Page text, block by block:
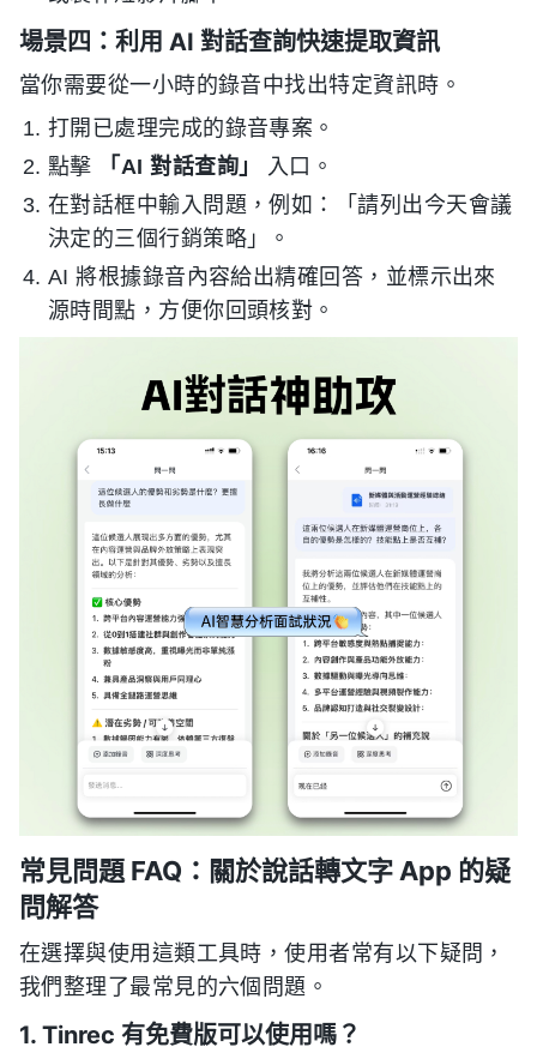
場景四：利用 AI 對話查詢快速提取資訊
當你需要從一小時的錄音中找出特定資訊時。
打開已處理完成的錄音專案。
點擊
「AI 對話查詢」
入口。
在對話框中輸入問題，例如：「請列出今天會議
決定的三個行銷策略」。
AI 將根據錄音內容給出精確回答，並標示出來
源時間點，方便你回頭核對。
常見問題 FAQ：關於說話轉文字 App 的疑
問解答
在選擇與使用這類工具時，使用者常有以下疑問，
我們整理了最常見的六個問題。
1. Tinrec 有免費版可以使用嗎？